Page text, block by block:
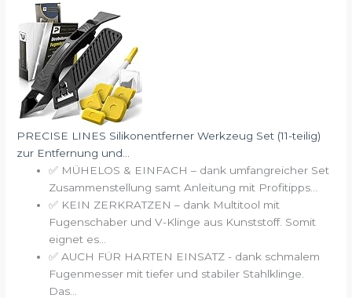
PRECISE LINES Silikonentferner Werkzeug Set (11-teilig)
zur Entfernung und...
✅ MÜHELOS & EINFACH – dank umfangreicher Set
Zusammenstellung samt Anleitung mit Profitipps...
✅ KEIN ZERKRATZEN – dank Multitool mit
Fugenschaber und V-Klinge aus Kunststoff. Somit
eignet es...
✅ AUCH FÜR HARTEN EINSATZ - dank schmalem
Fugenmesser mit tiefer und stabiler Stahlklinge.
Das...